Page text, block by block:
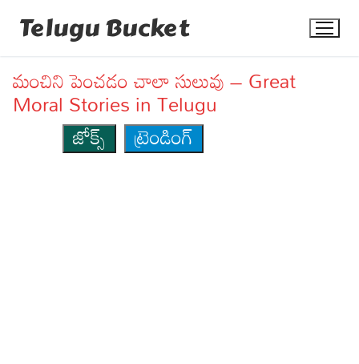
Telugu Bucket
మంచిని పెంచడం చాలా సులువు – Great
Moral Stories in Telugu
జోక్స్
ట్రెండింగ్